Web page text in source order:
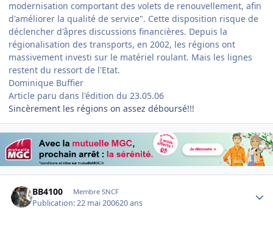
modernisation comportant des volets de renouvellement, afin
d'améliorer la qualité de service". Cette disposition risque de
déclencher d'âpres discussions financières. Depuis la
régionalisation des transports, en 2002, les régions ont
massivement investi sur le matériel roulant. Mais les lignes
restent du ressort de l'Etat.
Dominique Buffier
Article paru dans l'édition du 23.05.06
Sincèrement les régions on assez déboursé!!!
BB4100 Membre SNCF
Publication:22 mai 200620 ans